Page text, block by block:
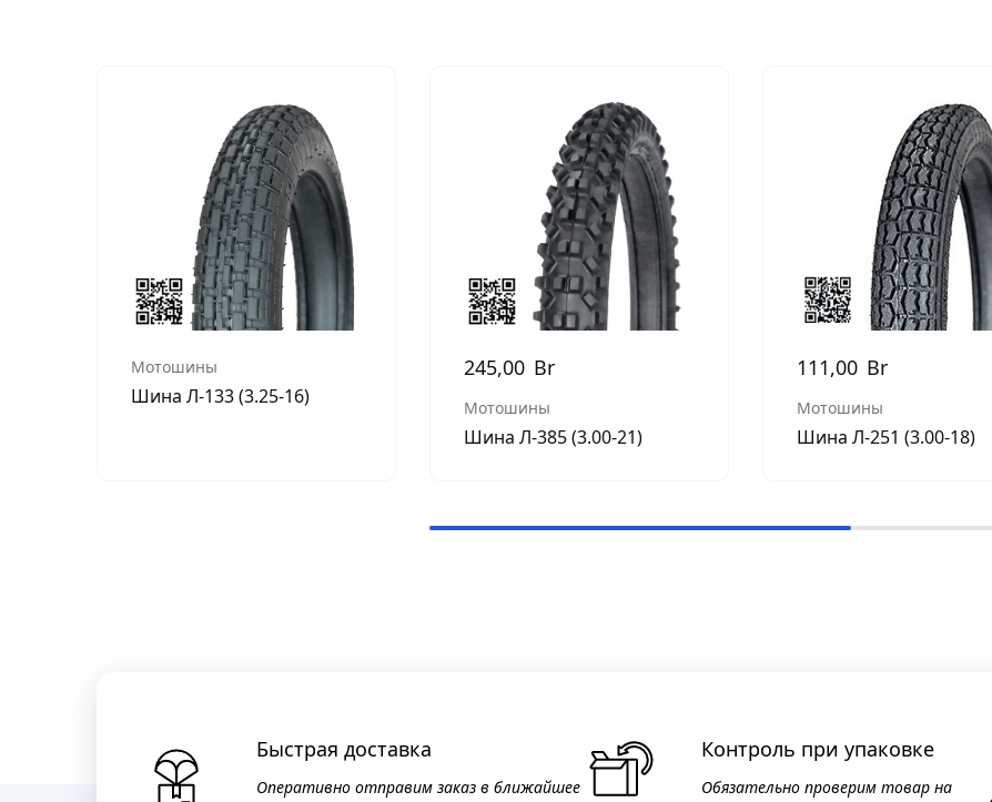
Мотошины
Шина Л-133 (3.25-16)
245,00 Br
Мотошины
Шина Л-385 (3.00-21)
111,00 Br
Мотошины
Шина Л-251 (3.00-18)
Быстрая доставка
Оперативно отправим заказ в ближайшее
Контроль при упаковке
Обязательно проверим товар на